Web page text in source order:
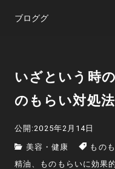
ブロググ
いざという時
のもらい対処法
公開:2025年2月14日
美容・健康
もの
精油、ものもらいに効果